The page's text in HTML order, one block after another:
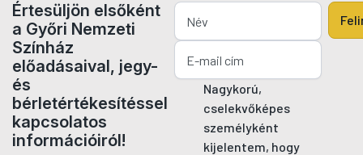
Értesüljön elsőként
a Győri Nemzeti
Színház
előadásaival, jegy-
és
bérletértékesítéssel
kapcsolatos
információiról!
Nagykorú,
cselekvőképes
személyként
kijelentem, hogy